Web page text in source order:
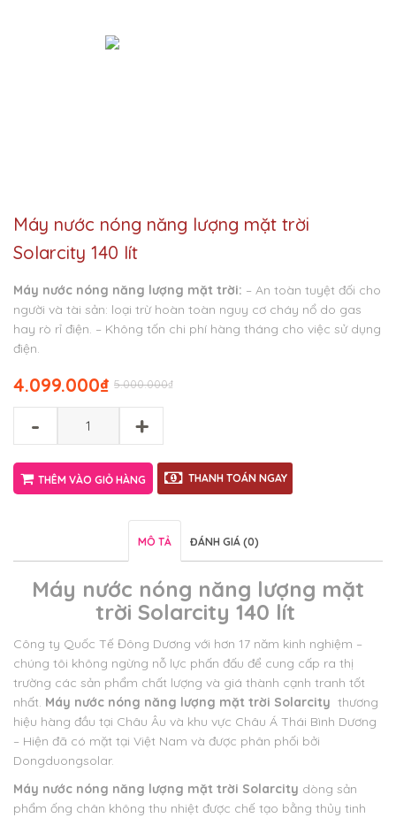
Máy nước nóng năng lượng mặt trời
Solarcity 140 lít
Máy nước nóng năng lượng mặt trời: – An toàn tuyệt đối cho
người và tài sản: loại trừ hoàn toàn nguy cơ cháy nổ do gas
hay rò rỉ điện. – Không tốn chi phí hàng tháng cho việc sử dụng
điện.
₫
5.000.000
₫
4.099.000
- +
THÊM VÀO GIỎ HÀNG THANH TOÁN NGAY
MÔ TẢ ĐÁNH GIÁ (0)
Máy nước nóng năng lượng mặt
trời Solarcity 140 lít
Công ty Quốc Tế Đông Dương với hơn 17 năm kinh nghiệm –
chúng tôi không ngừng nỗ lực phấn đấu để cung cấp ra thị
trường các sản phẩm chất lượng và giá thành cạnh tranh tốt
nhất. Máy nước nóng năng lượng mặt trời Solarcity thương
hiệu hàng đầu tại Châu Âu và khu vực Châu Á Thái Bình Dương
– Hiện đã có mặt tại Việt Nam và được phân phối bởi
Dongduongsolar.
Máy nước nóng năng lượng mặt trời Solarcity dòng sản
phẩm ống chân không thu nhiệt được chế tạo bằng thủy tinh